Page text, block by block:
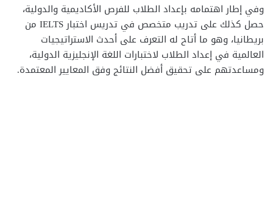
وفي إطار اهتمامه بإعداد الطلاب للفرص الأكاديمية والدولية،
حصل كذلك على تدريب متخصص في تدريس اختبار IELTS من
بريطانيا، وهو ما أتاح له التعرف على أحدث الاستراتيجيات
العالمية في إعداد الطلاب لاختبارات اللغة الإنجليزية الدولية،
ومساعدتهم على تحقيق أفضل النتائج وفق المعايير المعتمدة.